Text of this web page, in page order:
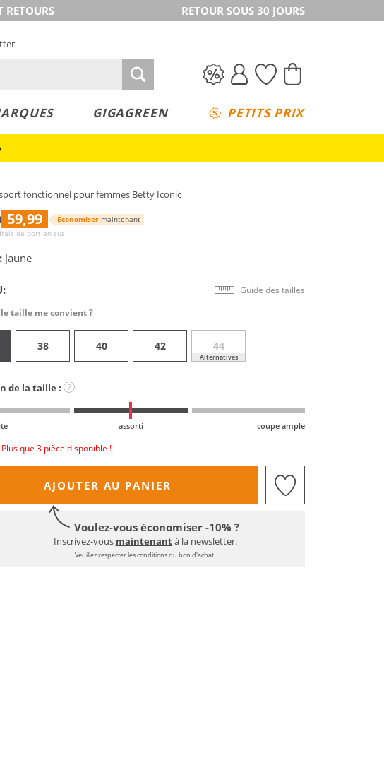
RETOURS RETOUR SOUS 30 JOURS
GIGAGREEN PETITS PRIX
fonctionnel pour femmes Betty Iconic
59,99 Économiser maintenant
de port en sus
Jaune
Guide des tailles
taille me convient ?
38 40 42 44
Alternatives
de la taille : ?
assorti coupe ample
Plus que 3 pièce disponible !
AJOUTER AU PANIER
Voulez-vous économiser -10% ?
Inscrivez-vous maintenantà la newsletter.
Veuillez respecter les conditions du bon d'achat.